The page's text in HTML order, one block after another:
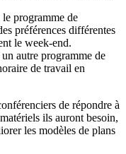
programme de
préférences différentes
le week-end.
autre programme de
de travail en
de répondre à
ils auront besoin,
les modèles de plans